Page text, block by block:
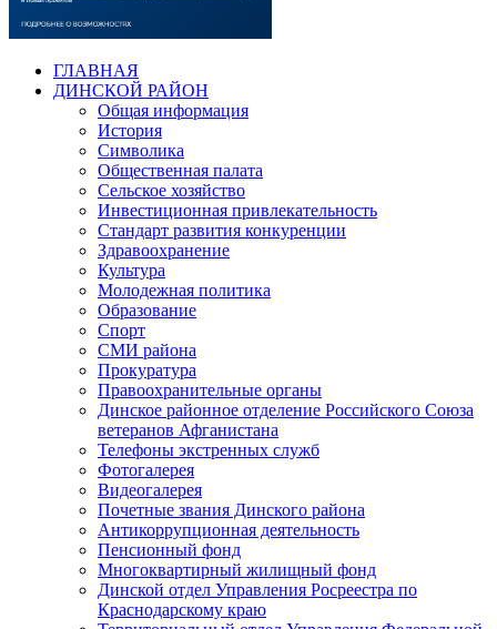
ГЛАВНАЯ
ДИНСКОЙ РАЙОН
Общая информация
История
Символика
Общественная палата
Сельское хозяйство
Инвестиционная привлекательность
Стандарт развития конкуренции
Здравоохранение
Культура
Молодежная политика
Образование
Спорт
СМИ района
Прокуратура
Правоохранительные органы
Динское районное отделение Российского Союза
ветеранов Афганистана
Телефоны экстренных служб
Фотогалерея
Видеогалерея
Почетные звания Динского района
Антикоррупционная деятельность
Пенсионный фонд
Многоквартирный жилищный фонд
Динской отдел Управления Росреестра по
Краснодарскому краю